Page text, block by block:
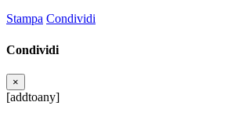
Stampa Condividi
Condividi
×
[addtoany]